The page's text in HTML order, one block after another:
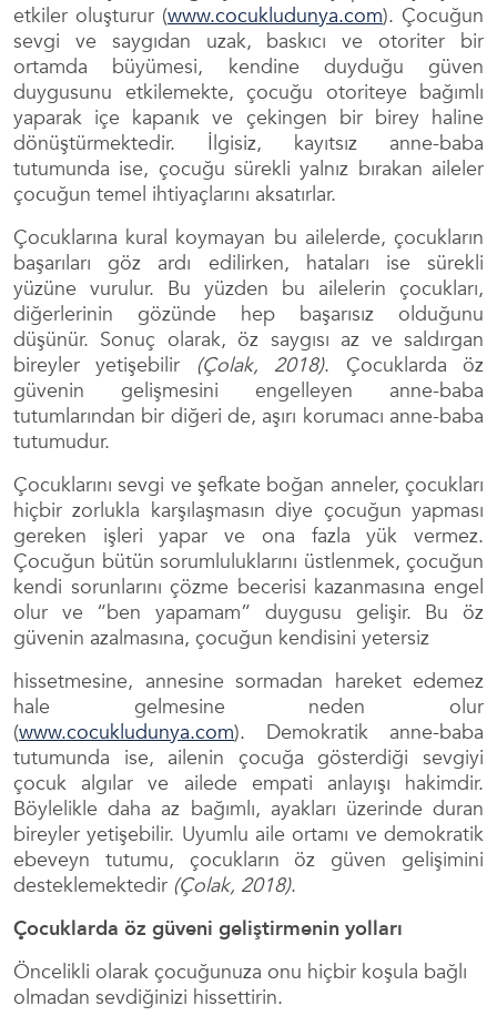
etkiler oluşturur (www.cocukludunya.com). Çocuğun
sevgi ve saygıdan uzak, baskıcı ve otoriter bir
ortamda büyümesi, kendine duyduğu güven
duygusunu etkilemekte, çocuğu otoriteye bağımlı
yaparak içe kapanık ve çekingen bir birey haline
dönüştürmektedir. İlgisiz, kayıtsız anne-baba
tutumunda ise, çocuğu sürekli yalnız bırakan aileler
çocuğun temel ihtiyaçlarını aksatırlar.
Çocuklarına kural koymayan bu ailelerde, çocukların
başarıları göz ardı edilirken, hataları ise sürekli
yüzüne vurulur. Bu yüzden bu ailelerin çocukları,
diğerlerinin gözünde hep başarısız olduğunu
düşünür. Sonuç olarak, öz saygısı az ve saldırgan
bireyler yetişebilir (Çolak, 2018). Çocuklarda öz
güvenin gelişmesini engelleyen anne-baba
tutumlarından bir diğeri de, aşırı korumacı anne-baba
tutumudur.
Çocuklarını sevgi ve şefkate boğan anneler, çocukları
hiçbir zorlukla karşılaşmasın diye çocuğun yapması
gereken işleri yapar ve ona fazla yük vermez.
Çocuğun bütün sorumluluklarını üstlenmek, çocuğun
kendi sorunlarını çözme becerisi kazanmasına engel
olur ve “ben yapamam” duygusu gelişir. Bu öz
güvenin azalmasına, çocuğun kendisini yetersiz
hissetmesine, annesine sormadan hareket edemez
hale gelmesine neden olur
(www.cocukludunya.com). Demokratik anne-baba
tutumunda ise, ailenin çocuğa gösterdiği sevgiyi
çocuk algılar ve ailede empati anlayışı hakimdir.
Böylelikle daha az bağımlı, ayakları üzerinde duran
bireyler yetişebilir. Uyumlu aile ortamı ve demokratik
ebeveyn tutumu, çocukların öz güven gelişimini
desteklemektedir (Çolak, 2018).
Çocuklarda öz güveni geliştirmenin yolları
Öncelikli olarak çocuğunuza onu hiçbir koşula bağlı
olmadan sevdiğinizi hissettirin.